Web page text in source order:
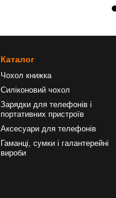
Каталог
Чохол книжка
Силіконовий чохол
Зарядки для телефонів і
портативних пристроїв
Аксесуари для телефонів
Гаманці, сумки і галантерейні
вироби